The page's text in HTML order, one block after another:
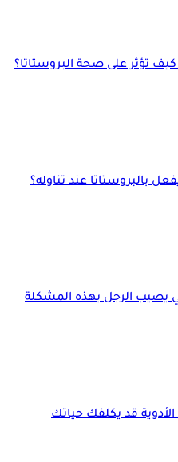
كيف تؤثر على صحة البروستاتا؟
بالبروستاتا عند تناوله؟
يصيب الرجل بهذه المشكلة
الأدوية قد يكلفك حياتك